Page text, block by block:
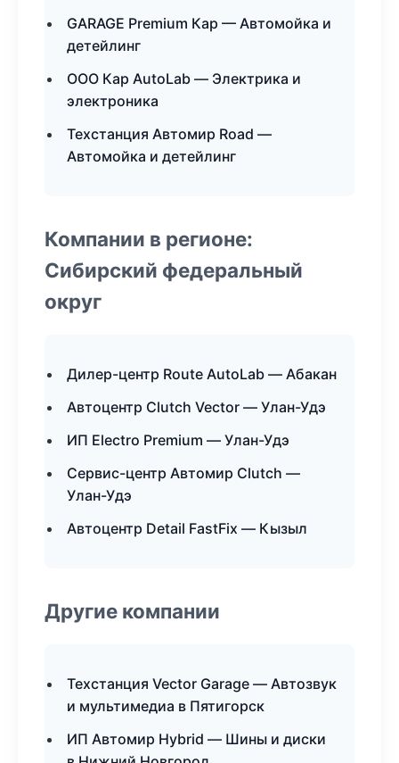
GARAGE Premium Кар — Автомойка и
детейлинг
ООО Кар AutoLab — Электрика и
электроника
Техстанция Автомир Road —
Автомойка и детейлинг
Компании в регионе:
Сибирский федеральный
округ
Дилер-центр Route AutoLab — Абакан
Автоцентр Clutch Vector — Улан-Удэ
ИП Electro Premium — Улан-Удэ
Сервис-центр Автомир Clutch —
Улан-Удэ
Автоцентр Detail FastFix — Кызыл
Другие компании
Техстанция Vector Garage — Автозвук
и мультимедиа в Пятигорск
ИП Автомир Hybrid — Шины и диски